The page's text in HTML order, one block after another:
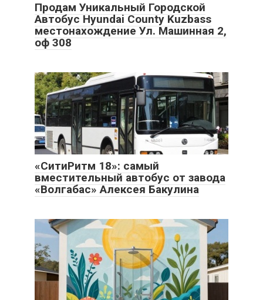
Продам Уникальный Городской
Автобус Hyundai County Kuzbass
местонахождение Ул. Машинная 2,
оф 308
«СитиРитм 18»: самый
вместительный автобус от завода
«Волгабас» Алексея Бакулина